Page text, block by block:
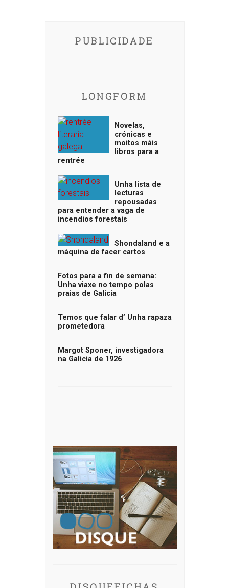
PUBLICIDADE
LONGFORM
Novelas,
crónicas e
moitos máis
libros para a
rentrée
Unha lista de
lecturas
repousadas
para entender a vaga de
incendios forestais
Shondaland e a
máquina de facer cartos
Fotos para a fin de semana:
Unha viaxe no tempo polas
praias de Galicia
Temos que falar d’ Unha rapaza
prometedora
Margot Sponer, investigadora
na Galicia de 1926